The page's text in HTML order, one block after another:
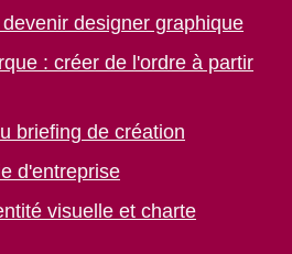
designer graphique
: créer de l'ordre à partir
briefing de création
d'entreprise
visuelle et charte